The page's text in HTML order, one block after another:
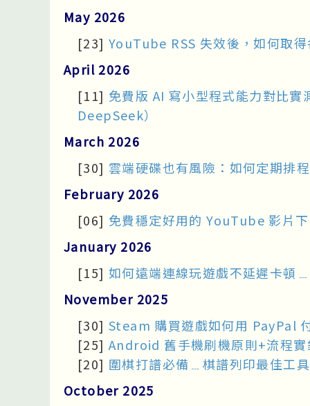
May 2026
[23] YouTube RSS 失效後，如何取
April 2026
[11] 免費版 AI 寫小型程式能力對比
DeepSeek）
March 2026
[30] 雲端硬碟也有風險：如何定期排
February 2026
[06] 免費穩定好用的 YouTube 影片
January 2026
[15] 如何遠端連線玩遊戲不延遲卡
November 2025
[30] Steam 購買遊戲如何用 PayPal
[25] Android 舊手機刷機原則+流程
[20] 圍棋打譜必備﹍棋譜列印最佳工
October 2025